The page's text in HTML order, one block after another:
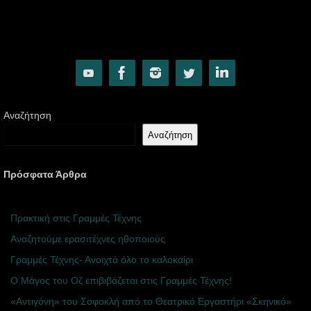
Αναζήτηση
Αναζήτηση
Πρόσφατα Άρθρα
Πρακτική στις Γραμμές Τέχνης
Αναζητούμε ερασιτέχνες ηθοποιούς
Γραμμές Τέχνης- Ανοιχτά όλο το καλοκαίρι
Ο Μάγος του Οζ επιβιβάζεται στις Γραμμές Τέχνης!
«Αντιγόνη» του Σοφοκλή από το Θεατρικό Εργαστήρι «Σκηνικό»